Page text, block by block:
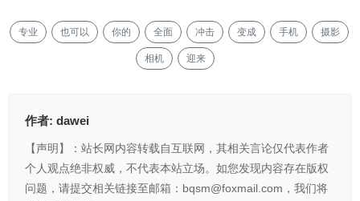
专业 也可以 你的 全面 冲击 变成 手机 摄影
相机 迎来
作者: dawei
【声明】：站长网内容转载自互联网，其相关言论仅代表作者
个人观点绝非权威，不代表本站立场。如您发现内容存在版权
问题，请提交相关链接至邮箱：bqsm@foxmail.com，我们将